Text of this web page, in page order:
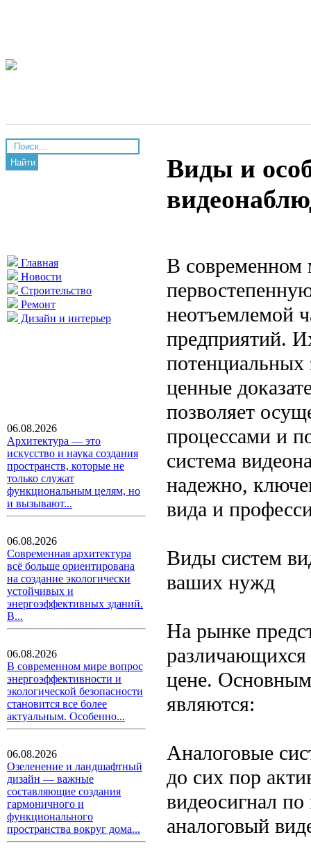
Найти
Главная
Новости
Строительство
Ремонт
Дизайн и интерьер
06.08.2026
Архитектура — это
искусство и наука создания
пространств, которые не
только служат
функциональным целям, но
и вызывают...
06.08.2026
Современная архитектура
всё больше ориентирована
на создание экологически
устойчивых и
энергоэффективных зданий.
В...
06.08.2026
В современном мире вопрос
энергоэффективности и
экологической безопасности
становится все более
актуальным. Особенно...
06.08.2026
Озеленение и ландшафтный
дизайн — важные
составляющие создания
гармоничного и
функционального
пространства вокруг дома...
Виды и
В современном
неотъемлемой
предприятий.
потенциальных
ценные
позволяет
процессами и
система
надежно,
вида и
Виды систем
ваших нужд
На рынке
цене.
являются:
Аналоговые
до сих пор
видеосигнал
аналоговый